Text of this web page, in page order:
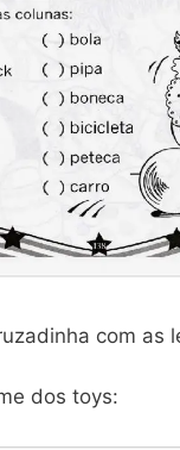
com as
dos toys: